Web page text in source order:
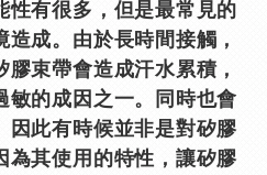
性有很多，但是最常見的
成。由於長時間接觸，
束帶會造成汗水累積，
敏的成因之一。同時也會
因此有時候並非是對矽膠
為其使用的特性，讓矽膠